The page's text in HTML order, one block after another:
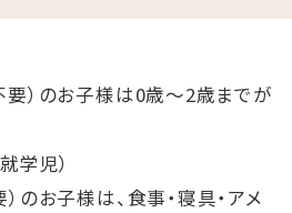
）のお子様は0歳～2歳までが
学児）
のお子様は、食事・寝具・アメ